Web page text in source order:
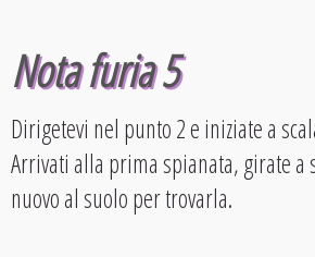
Nota furia 5
Dirigetevi nel punto 2 e iniziate a
Arrivati alla prima spianata, girate a
nuovo al suolo per trovarla.